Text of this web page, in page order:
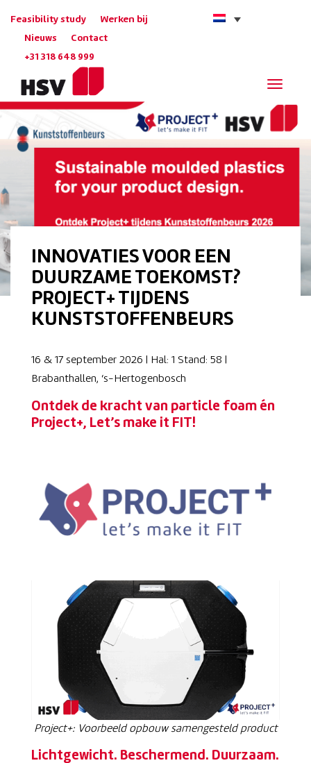
Feasibility study Werken bij
Nieuws Contact
+31 318 648 999
INNOVATIES VOOR EEN
DUURZAME TOEKOMST?
PROJECT+ TIJDENS
KUNSTSTOFFENBEURS
16 & 17 september 2026 | Hal: 1 Stand: 58 |
Brabanthallen, ‘s-Hertogenbosch
Ontdek de kracht van particle foam én
Project+, Let’s make it FIT!
Project+: Voorbeeld opbouw samengesteld product
Lichtgewicht. Beschermend. Duurzaam.